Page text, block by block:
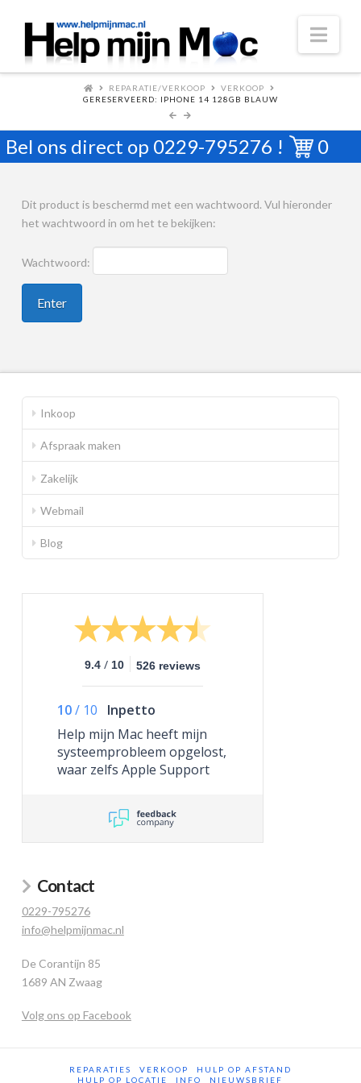
REPARATIE/VERKOOP
VERKOOP
GERESERVEERD: IPHONE 14 128GB BLAUW
Bel ons direct op 0229-795276 ! 0
Dit product is beschermd met een wachtwoord. Vul hieronder
het wachtwoord in om het te bekijken:
Wachtwoord:
Inkoop
Afspraak maken
Zakelijk
Webmail
Blog
9.4 / 10 526 reviews
10/ 10
Inpetto
Help mijn Mac heeft mijn
systeemprobleem opgelost,
waar zelfs Apple Support
Contact
0229-795276
info@helpmijnmac.nl
De Corantijn 85
1689 AN Zwaag
Volg ons op Facebook
REPARATIES VERKOOP
HULP OP AFSTAND
HULP OP LOCATIE
INFO NIEUWSBRIEF